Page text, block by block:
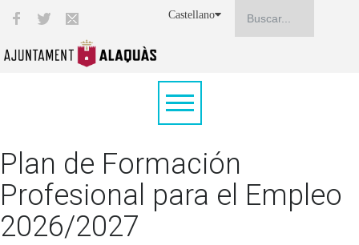
Castellano
Plan de Formación
Profesional para el Empleo
2026/2027